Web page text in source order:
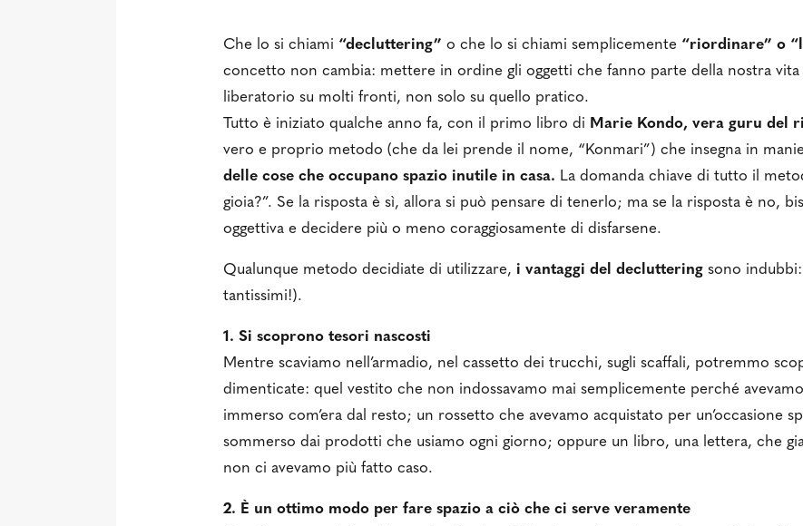
Che lo si chiami “decluttering” o che lo si chiami semplicemente “riordinare” o
concetto non cambia: mettere in ordine gli oggetti che fanno parte della nostra
liberatorio su molti fronti, non solo su quello pratico.
Tutto è iniziato qualche anno fa, con il primo libro di Marie Kondo, vera guru del
vero e proprio metodo (che da lei prende il nome, “Konmari”) che insegna in
delle cose che occupano spazio inutile in casa. La domanda chiave di tutto il
gioia?”. Se la risposta è sì, allora si può pensare di tenerlo; ma se la risposta è no,
oggettiva e decidere più o meno coraggiosamente di disfarsene.
Qualunque metodo decidiate di utilizzare, i vantaggi del decluttering sono
tantissimi!).
1. Si scoprono tesori nascosti
Mentre scaviamo nell’armadio, nel cassetto dei trucchi, sugli scaffali, potremmo
dimenticate: quel vestito che non indossavamo mai semplicemente perché
immerso com’era dal resto; un rossetto che avevamo acquistato per un’occasione
sommerso dai prodotti che usiamo ogni giorno; oppure un libro, una lettera, che
non ci avevamo più fatto caso.
2. È un ottimo modo per fare spazio a ciò che ci serve veramente